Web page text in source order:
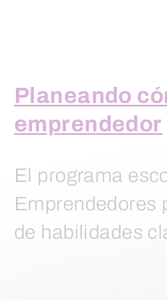
Planeando
emprendedor
El programa
Emprendedores
de habilidades